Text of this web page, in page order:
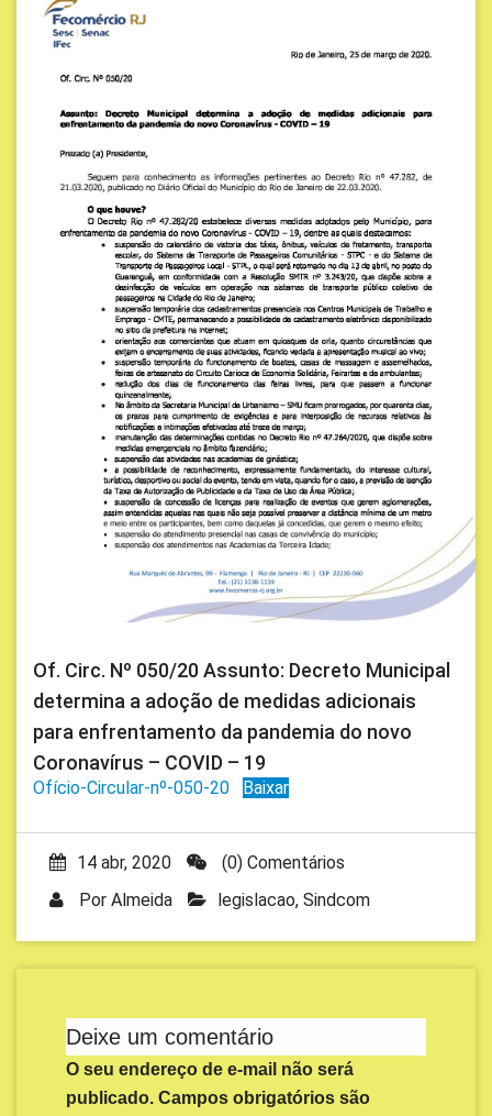
Of. Circ. Nº 050/20 Assunto: Decreto Municipal
determina a adoção de medidas adicionais
para enfrentamento da pandemia do novo
Coronavírus – COVID – 19
Ofício-Circular-nº-050-20 Baixar
14 abr, 2020
(0) Comentários
Por Almeida legislacao, Sindcom
Deixe um comentário
O seu endereço de e-mail não será
publicado. Campos obrigatórios são